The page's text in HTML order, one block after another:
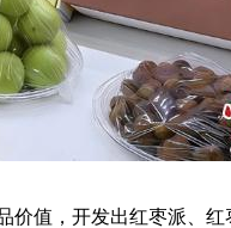
值，开发出红枣派、